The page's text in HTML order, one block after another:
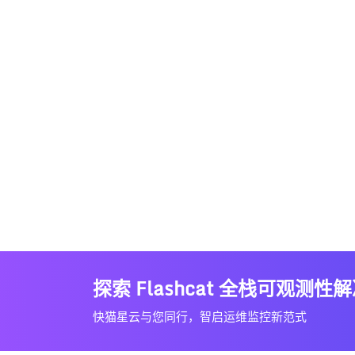
探索 Flashcat 全栈可观测性
快猫星云与您同行，智启运维监控新范式